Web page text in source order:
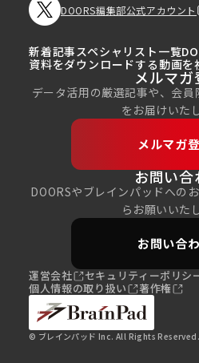
DOORS編集部公式アカウント
新着記事スペシャリスト一覧
資料をダウンロードする動画を
メルマガ
データ活用の厳選記事や、会
をお届けいた
メルマガ
お問い合
DOORSやブレインパッドへの
らお願いいた
お問い合
運営会社 セキュリティーポリシ
個人情報の取り扱い
著作権
© ブレインパッド Inc. All Rights Reserved.